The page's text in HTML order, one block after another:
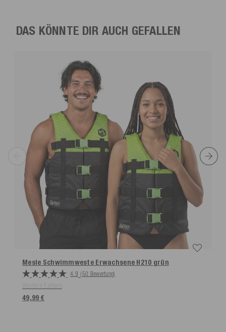
DAS KÖNNTE DIR AUCH GEFALLEN
Mesle Schwimmweste Erwachsene H210 grün
4.9 (50 Bewertung)
49,99 €